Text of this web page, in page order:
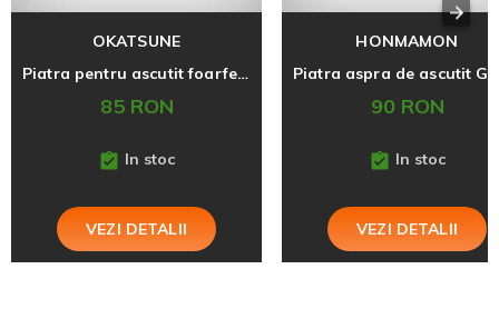
OKATSUNE
Piatra pentru ascutit foarfecele Okatsune 412
85 RON
In stoc
VEZI DETALII
HONMAMON
90 RON
In stoc
VEZI DETALII